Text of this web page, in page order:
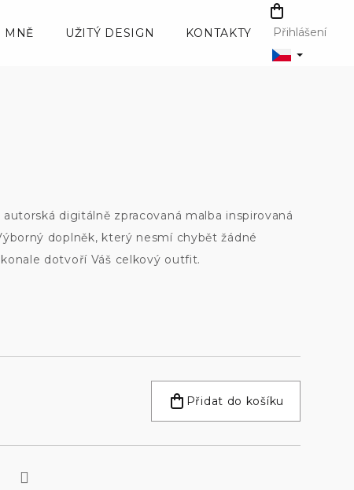
MNĚ UŽITÝ DESIGN KONTAKTY
NÁKUPNÍ
KOŠÍK
Přihlášení
Přidat do košíku
digitálně zpracovaná malba inspirovaná
doplněk, který nesmí chybět žádné
dotvoří Váš celkový outfit.